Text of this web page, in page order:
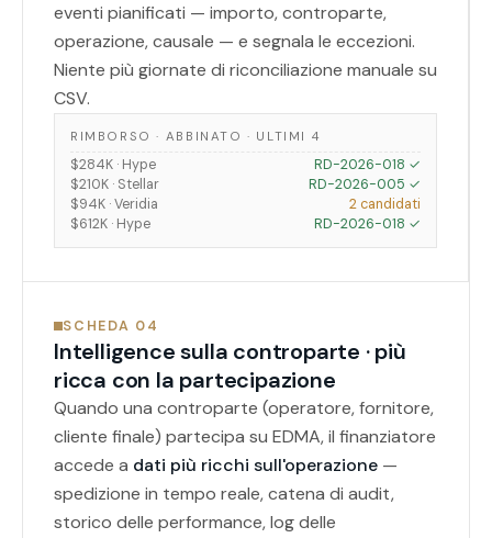
eventi pianificati — importo, controparte,
operazione, causale — e segnala le eccezioni.
Niente più giornate di riconciliazione manuale su
CSV.
RIMBORSO · ABBINATO · ULTIMI 4
$284K · Hype
RD-2026-018 ✓
$210K · Stellar
RD-2026-005 ✓
$94K · Veridia
2 candidati
$612K · Hype
RD-2026-018 ✓
SCHEDA 04
Intelligence sulla controparte · più
ricca con la partecipazione
Quando una controparte (operatore, fornitore,
cliente finale) partecipa su EDMA, il finanziatore
accede a dati più ricchi sull'operazione —
spedizione in tempo reale, catena di audit,
storico delle performance, log delle